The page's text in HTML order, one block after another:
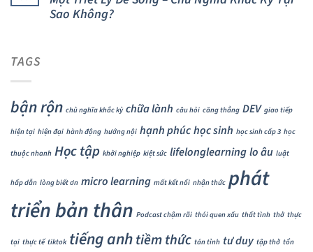
Sao Không?
TAGS
bận rộn chủ nghĩa khắc kỷ chữa lành câu hỏi căng thẳng DEV giao tiếp
hiện tại hiện đại hành động hướng nội hạnh phúchọc sinh học sinh cấp 3 học
thuộc nhanh Học tập khởi nghiệp kiệt sức lifelonglearninglo âu luật
hấp dẫn lòng biết ơn micro learning mất kết nối nhận thức phát
triển bản thân Podcast chậm rãi thói quen xấu thất tình thở thực
tại thực tế tiktok tiếng anhtiềm thức tán tỉnh tư duy tập thở tổn